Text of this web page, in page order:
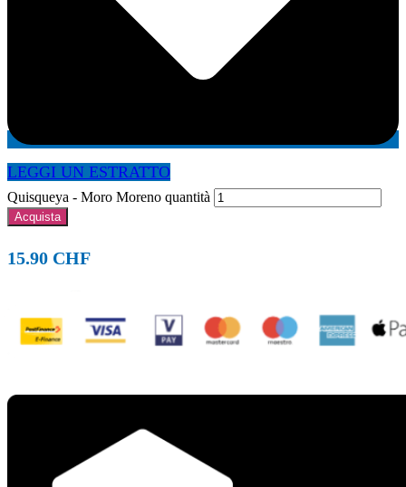
LEGGI UN ESTRATTO
Quisqueya - Moro Moreno quantità
Acquista
15.90 CHF